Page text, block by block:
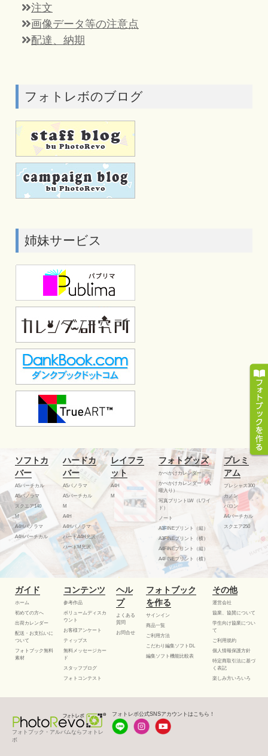
注文
画像データ等の注意点
配達、納期
フォトレボのブログ
姉妹サービス
ソフトカ
バー
A5バーチカル
A5パノラマ
スクエア140
M
A4Hパノラマ
A4Hバーチカル
ハードカ
バー
A5パノラマ
A5バーチカル
M
A4H
A4Hパノラマ
ハードA4H光沢
ハードM光沢
レイフラ
ット
A4H
M
フォトグッズ
かべかけカレンダー
かべかけカレンダー（六
曜入り）
写真プリントLW（Lワイ
ド）
ノート
A3FINEプリント（縦）
A3FINEプリント（横）
A4FINEプリント（縦）
A4FINEプリント（横）
プレミ
アム
プレシャス300
カノン
バロン
A4バーチカル
スクエア250
ガイド
ホーム
初めての方へ
出荷カレンダー
配送・お支払いに
ついて
フォトブック無料
素材
コンテンツ
参考作品
ボリュームディスカ
ウント
お客様アンケート
ティップス
無料メッセージカー
ド
スタッフブログ
フォトコンテスト
ヘル
プ
よくある
質問
お問合せ
フォトブック
を作る
サインイン
商品一覧
ご利用方法
こだわり編集ソフトDL
編集ソフト機能比較表
その他
運営会社
協業、協賛について
学生向け協業につい
て
ご利用規約
個人情報保護方針
特定商取引法に基づ
く表記
楽しみ方いろいろ
フォトブック・アルバムならフォトレ
ボ
フォトレボ公式SNSアカウントはこちら！